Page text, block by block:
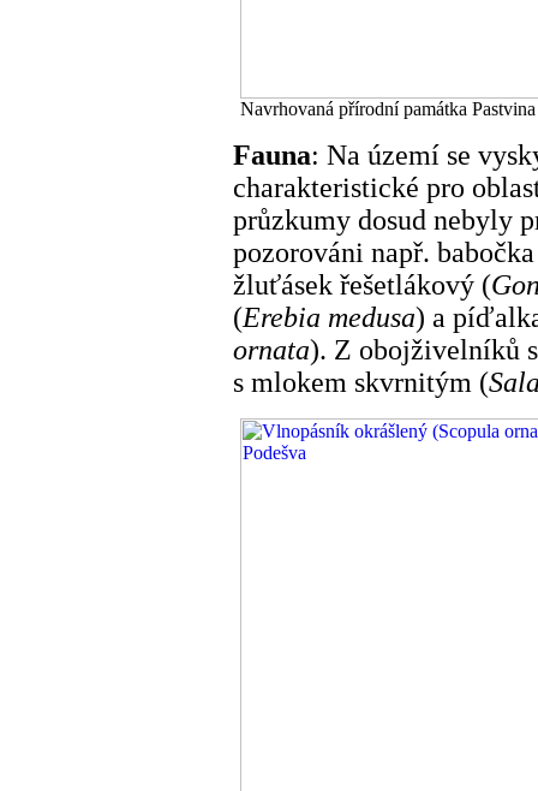
Navrhovaná přírodní památka
Fauna: Na území se
charakteristické pro
průzkumy dosud nebyly
pozorováni např.
žluťásek řešetlákový (
(Erebia medusa) a
ornata). Z obojživelníků
s mlokem skvrnitým (